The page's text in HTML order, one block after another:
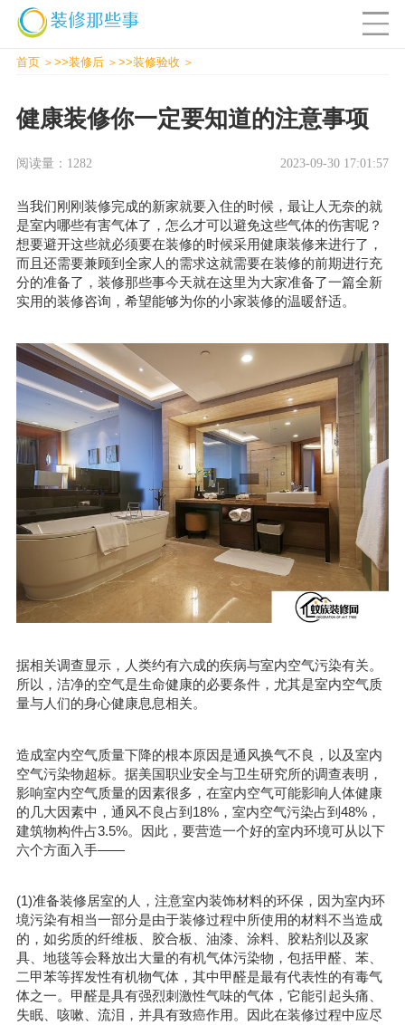
首页 >>装修后 >>装修验收
健康装修你一定要知道的注意事项
阅读量：1282 2023-09-30 17:01:57
当我们刚刚装修完成的新家就要入住的时候，最让人无奈的就
是室内哪些有害气体了，怎么才可以避免这些气体的伤害呢？
想要避开这些就必须要在装修的时候采用健康装修来进行了，
而且还需要兼顾到全家人的需求这就需要在装修的前期进行充
分的准备了， 装修那些事今天就在这里为大家准备了一篇全新
实用的装修咨询，希望能够为你的小家装修的温暖舒适。
据相关调查显示，人类约有六成的疾病与室内空气污染有关。
所以，洁净的空气是生命健康的必要条件，尤其是室内空气质
量与人们的身心健康息息相关。
造成室内空气质量下降的根本原因是通风换气不良，以及室内
空气污染物超标。据美国职业安全与卫生研究所的调查表明，
影响室内空气质量的因素很多，在室内空气可能影响人体健康
的几大因素中，通风不良占到18%，室内空气污染占到48%，
建筑物构件占3.5%。因此，要营造一个好的室内环境可从以下
六个方面入手——
(1)准备装修居室的人，注意室内装饰材料的环保，因为室内环
境污染有相当一部分是由于装修过程中所使用的材料不当造成
的，如劣质的纤维板、胶合板、油漆、涂料、胶粘剂以及家
具、地毯等会释放出大量的有机气体污染物，包括甲醛、苯、
二甲苯等挥发性有机物气体，其中甲醛是最有代表性的有毒气
体之一。甲醛是具有强烈刺激性气味的气体，它能引起头痛、
失眠、咳嗽、流泪，并具有致癌作用。因此在装修过程中应尽